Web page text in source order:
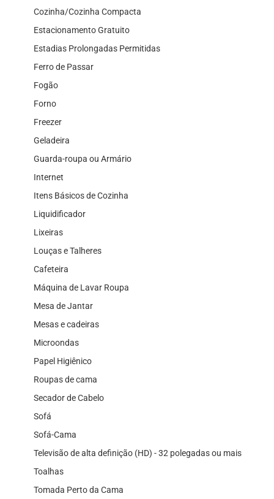
Cozinha/Cozinha Compacta
Estacionamento Gratuito
Estadias Prolongadas Permitidas
Ferro de Passar
Fogão
Forno
Freezer
Geladeira
Guarda-roupa ou Armário
Internet
Itens Básicos de Cozinha
Liquidificador
Lixeiras
Louças e Talheres
Cafeteira
Máquina de Lavar Roupa
Mesa de Jantar
Mesas e cadeiras
Microondas
Papel Higiênico
Roupas de cama
Secador de Cabelo
Sofá
Sofá-Cama
Televisão de alta definição (HD) - 32 polegadas ou mais
Toalhas
Tomada Perto da Cama